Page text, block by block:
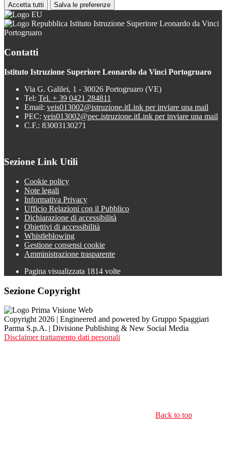
Accetta tutti Salva le preferenze
Istituto Istruzione Superiore Leonardo da Vinci
Portogruaro
Contatti
Istituto Istruzione Superiore Leonardo da Vinci Portogruaro
Via G. Galilei, 1 - 30026 Portogruaro (VE)
Tel: Tel. + 39 0421 284811
Email: veis013002@istruzione.itLink per inviare una mail
PEC: veis013002@pec.istruzione.itLink per inviare una mail
C.F.: 83003130271
Sezione Link Utili
Cookie policy
Note legali
Informativa Privacy
Ufficio Relazioni con il Pubblico
Dichiarazione di accessibilità
Obiettivi di accessibilità
Whistleblowing
Gestione consensi cookie
Amministrazione trasparente
Pagina visualizzata 1814 volte
Sezione Copyright
Copyright 2026 | Engineered and powered by Gruppo Spaggiari
Parma S.p.A. | Divisione Publishing & New Social Media
Disclaimer trattamento dati personali
Back to top